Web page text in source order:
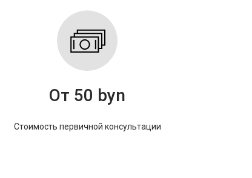
От 50 byn
Стоимость первичной консультации